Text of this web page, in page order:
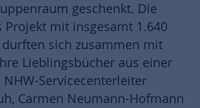
geschenkt. Die
Projekt mit insgesamt 1.640
durften sich zusammen mit
Lieblingsbücher aus einer
Servicecenterleiter
Carmen Neumann-Hofmann